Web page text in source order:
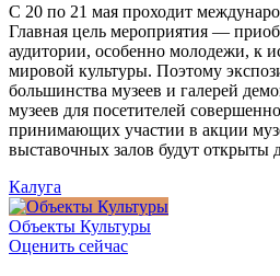
С 20 по 21 мая проходит
Главная цель мероприятия —
аудитории, особенно молодежи, к
мировой культуры. Поэтому
большинства музеев и галерей
музеев для посетителей
принимающих участии в акции
выставочных залов будут открыты
Калуга
Объекты Культуры
Оценить сейчас